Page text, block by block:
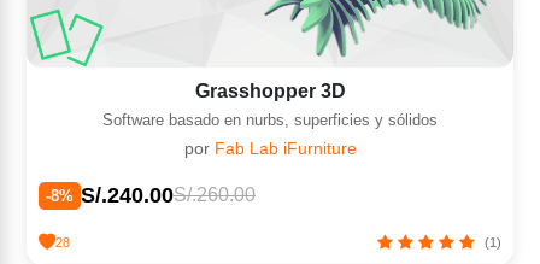
Grasshopper 3D
Software basado en nurbs, superficies y sólidos
por Fab Lab iFurniture
-8% S/.240.00S/.260.00
28 (1)